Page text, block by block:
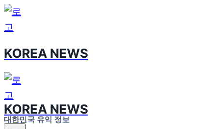
Skip
to
KOREA NEWS
KOREA NEWS
대한민국 유익 정보